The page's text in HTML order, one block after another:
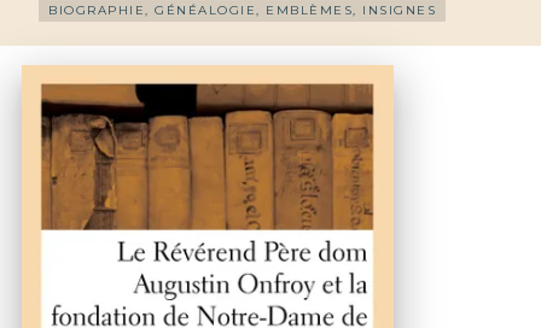
BIOGRAPHIE, GÉNÉALOGIE, EMBLÈMES, INSIGNES